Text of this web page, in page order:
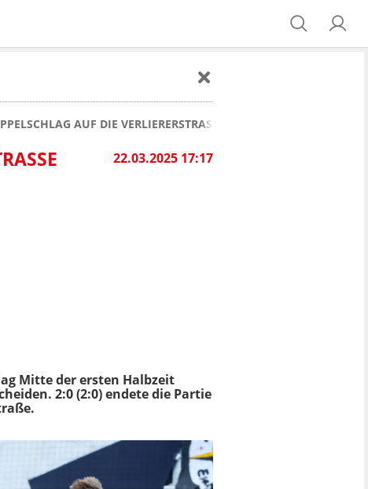
AUF DIE VERLIERERSTRASSE UND STEHT IM
22.03.2025 17:17
U
Mitte der ersten Halbzeit
2:0 (2:0) endete die Partie